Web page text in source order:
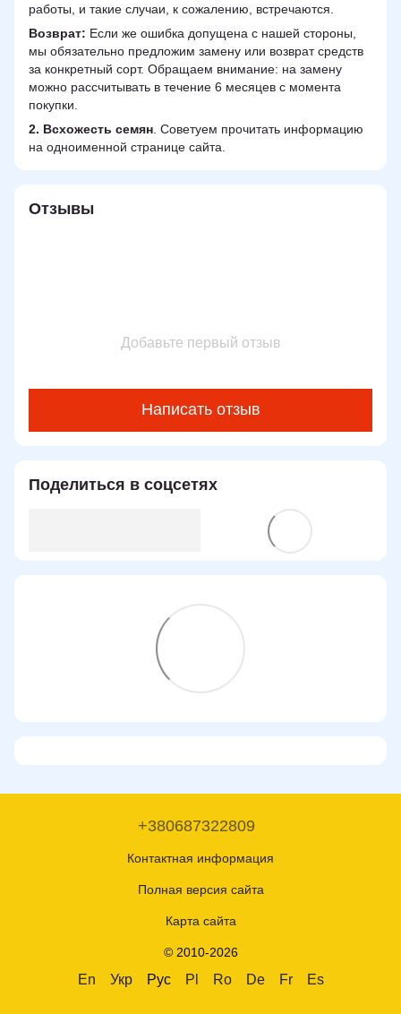
работы, и такие случаи, к сожалению, встречаются.
Возврат: Если же ошибка допущена с нашей стороны,
мы обязательно предложим замену или возврат средств
за конкретный сорт. Обращаем внимание: на замену
можно рассчитывать в течение 6 месяцев с момента
покупки.
2. Всхожесть семян . Советуем прочитать информацию
на одноименной странице сайта.
Отзывы
Добавьте первый отзыв
Написать отзыв
Поделиться в соцсетях
+380687322809
Контактная информация
Полная версия сайта
Карта сайта
© 2010-2026
En Укр Рус Pl Ro De Fr Es